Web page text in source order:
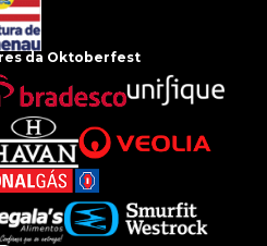
da Oktoberfest